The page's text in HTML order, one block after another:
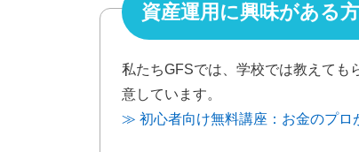
資産運用に興味がある
私たちGFSでは、学校では教えても
意しています。
≫ 初心者向け無料講座：お金のプロ